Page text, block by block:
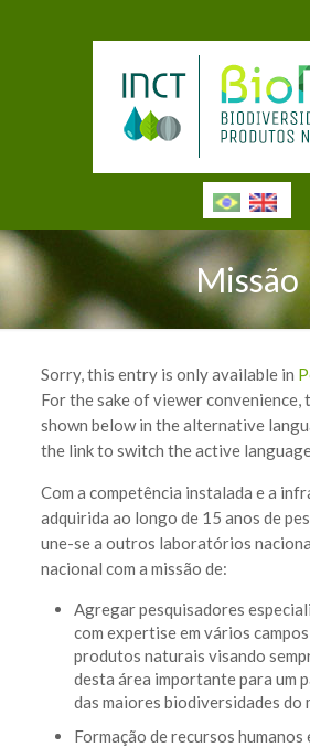
Missão
Sorry, this entry is only available in
For the sake of viewer convenience,
shown below in the alternative
the link to switch the active
Com a competência instalada e a
adquirida ao longo de 15 anos de
une-se a outros laboratórios
nacional com a missão de:
Agregar pesquisadores
com expertise em vários
produtos naturais visando
desta área importante para um
das maiores biodiversidades do
Formação de recursos humanos